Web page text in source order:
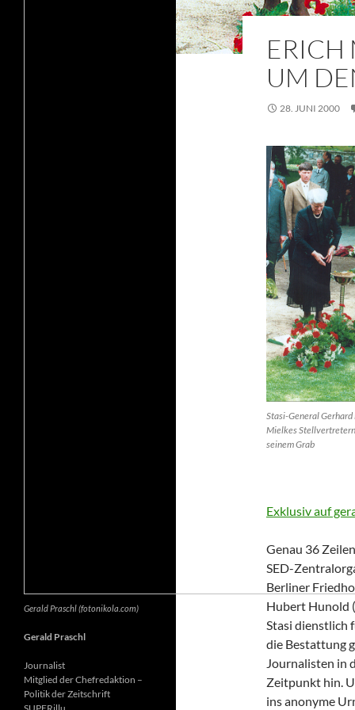
ERICH
UM
28. JUNI 2000
Stasi-General
Mielkes
seinem Grab
Exklusiv auf
Genau 36
SED-
Berliner
Hubert Hunold
Stasi dienstlich
die Bestattung
Journalisten in
Zeitpunkt hin.
ins anonyme
Gerald Praschl (fotonikola.com)
Gerald Praschl
Journalist
Mitglied der Chefredaktion –
Politik der Zeitschrift